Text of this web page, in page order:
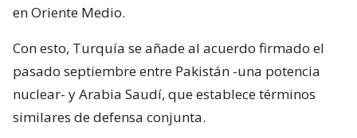
en Oriente Medio.
Con esto, Turquía se añade al acuerdo firmado el
pasado septiembre entre Pakistán -una potencia
nuclear- y Arabia Saudí, que establece términos
similares de defensa conjunta.